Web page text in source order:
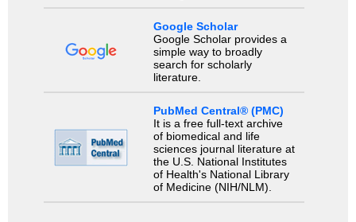
Google Scholar
Google Scholar provides a
simple way to broadly
search for scholarly
literature.
PubMed Central® (PMC)
It is a free full-text archive
of biomedical and life
sciences journal literature at
the U.S. National Institutes
of Health's National Library
of Medicine (NIH/NLM).